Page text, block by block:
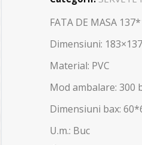
FATA DE MASA
Dimensiuni:
Material: PVC
Mod ambalare: 300
Dimensiuni bax:
U.m.: Buc